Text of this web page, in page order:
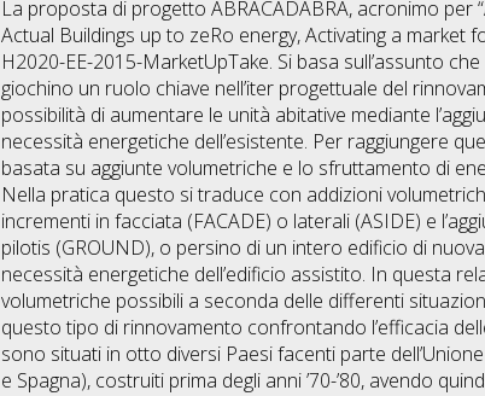
La proposta di progetto ABRACADABRA, acronimo per
Actual Buildings up to zeRo energy, Activating a
H2020-EE-2015-MarketUpTake. Si basa sull’assunto
giochino un ruolo chiave nell’iter progettuale del
possibilità di aumentare le unità abitative mediante
necessità energetiche dell’esistente. Per raggiungere
basata su aggiunte volumetriche e lo sfruttamento di
Nella pratica questo si traduce con addizioni
incrementi in facciata (FACADE) o laterali (ASIDE) e
pilotis (GROUND), o persino di un intero edificio di
necessità energetiche dell’edificio assistito. In questa
volumetriche possibili a seconda delle differenti
questo tipo di rinnovamento confrontando l’efficacia
sono situati in otto diversi Paesi facenti parte
e Spagna), costruiti prima degli anni ’70-’80, avendo